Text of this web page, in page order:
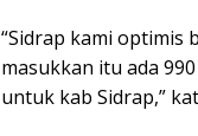
“Sidrap kami optimis
masukkan itu ada
untuk kab Sidrap,”